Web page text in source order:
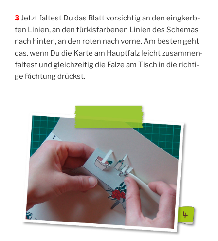
3Jetzt fal­test Du das Blatt vor­sich­tig an den eingkerb­
ten Lini­en, an den tür­kis­far­be­nen Lini­en des Sche­mas
nach hin­ten, an den roten nach vor­ne. Am bes­ten geht
das, wenn Du die Kar­te am Haupt­falz leicht zusam­men­
fal­test und gleich­zei­tig die Fal­ze am Tisch in die rich­ti­
ge Rich­tung drückst.